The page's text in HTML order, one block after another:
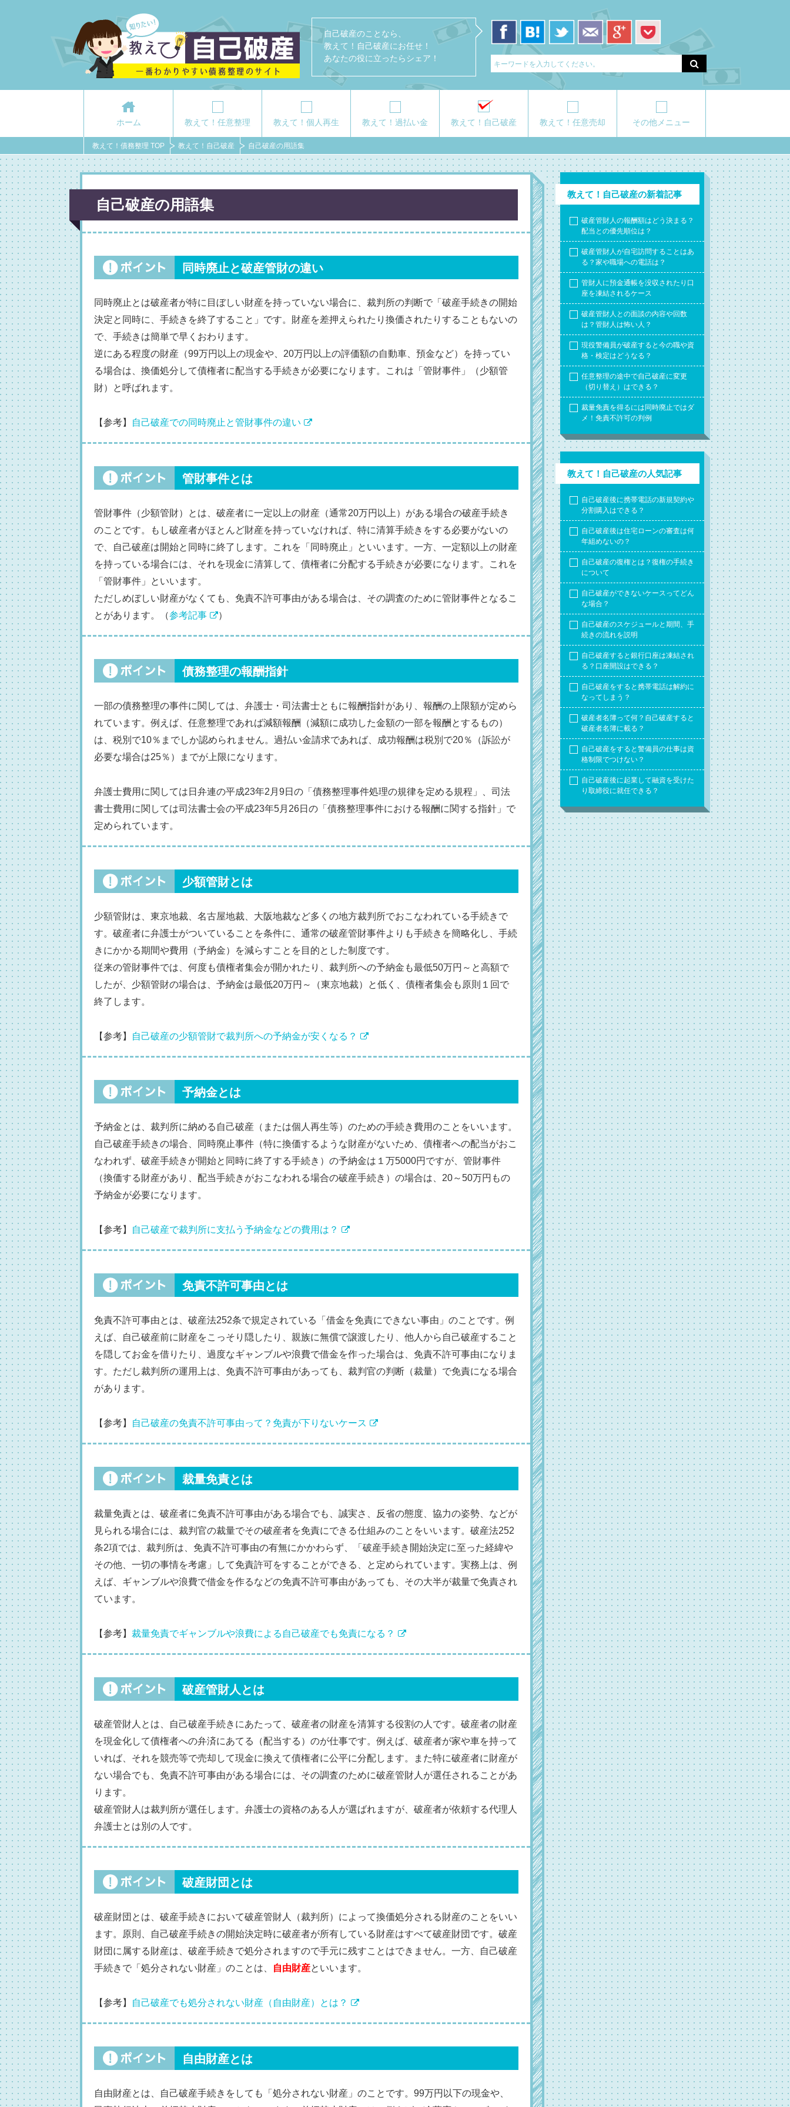
自己破産のことなら、
教えて！自己破産にお任せ！
あなたの役に立ったらシェア！
ホーム 教えて！任意整理 教えて！個人再生 教えて！過払い金 教えて！自己破産 教えて！任意売却 その他メニュー
教えて！債務整理 TOP 教えて！自己破産 自己破産の用語集
自己破産の用語集
同時廃止と破産管財の違い
同時廃止とは破産者が特に目ぼしい財産を持っていない場合に、裁判所の判断で「破産手続きの開始
決定と同時に、手続きを終了すること」です。財産を差押えられたり換価されたりすることもないの
で、手続きは簡単で早くおわります。
逆にある程度の財産（99万円以上の現金や、20万円以上の評価額の自動車、預金など）を持ってい
る場合は、換価処分して債権者に配当する手続きが必要になります。これは「管財事件」（少額管
財）と呼ばれます。
【参考】 自己破産での同時廃止と管財事件の違い
管財事件とは
管財事件（少額管財）とは、破産者に一定以上の財産（通常20万円以上）がある場合の破産手続き
のことです。もし破産者がほとんど財産を持っていなければ、特に清算手続きをする必要がないの
で、自己破産は開始と同時に終了します。これを「同時廃止」といいます。一方、一定額以上の財産
を持っている場合には、それを現金に清算して、債権者に分配する手続きが必要になります。これを
「管財事件」といいます。
ただしめぼしい財産がなくても、免責不許可事由がある場合は、その調査のために管財事件となるこ
とがあります。（参考記事 ）
債務整理の報酬指針
一部の債務整理の事件に関しては、弁護士・司法書士ともに報酬指針があり、報酬の上限額が定めら
れています。例えば、任意整理であれば減額報酬（減額に成功した金額の一部を報酬とするもの）
は、税別で10％までしか認められません。過払い金請求であれば、成功報酬は税別で20％（訴訟が
必要な場合は25％）までが上限になります。
弁護士費用に関しては日弁連の平成23年2月9日の「債務整理事件処理の規律を定める規程」、司法
書士費用に関しては司法書士会の平成23年5月26日の「債務整理事件における報酬に関する指針」で
定められています。
少額管財とは
少額管財は、東京地裁、名古屋地裁、大阪地裁など多くの地方裁判所でおこなわれている手続きで
す。破産者に弁護士がついていることを条件に、通常の破産管財事件よりも手続きを簡略化し、手続
きにかかる期間や費用（予納金）を減らすことを目的とした制度です。
従来の管財事件では、何度も債権者集会が開かれたり、裁判所への予納金も最低50万円～と高額で
したが、少額管財の場合は、予納金は最低20万円～（東京地裁）と低く、債権者集会も原則１回で
終了します。
【参考】 自己破産の少額管財で裁判所への予納金が安くなる？
予納金とは
予納金とは、裁判所に納める自己破産（または個人再生等）のための手続き費用のことをいいます。
自己破産手続きの場合、同時廃止事件（特に換価するような財産がないため、債権者への配当がおこ
なわれず、破産手続きが開始と同時に終了する手続き）の予納金は１万5000円ですが、管財事件
（換価する財産があり、配当手続きがおこなわれる場合の破産手続き）の場合は、20～50万円もの
予納金が必要になります。
【参考】 自己破産で裁判所に支払う予納金などの費用は？
免責不許可事由とは
免責不許可事由とは、破産法252条で規定されている「借金を免責にできない事由」のことです。例
えば、自己破産前に財産をこっそり隠したり、親族に無償で譲渡したり、他人から自己破産すること
を隠してお金を借りたり、過度なギャンブルや浪費で借金を作った場合は、免責不許可事由になりま
す。ただし裁判所の運用上は、免責不許可事由があっても、裁判官の判断（裁量）で免責になる場合
があります。
【参考】 自己破産の免責不許可事由って？免責が下りないケース
裁量免責とは
裁量免責とは、破産者に免責不許可事由がある場合でも、誠実さ、反省の態度、協力の姿勢、などが
見られる場合には、裁判官の裁量でその破産者を免責にできる仕組みのことをいいます。破産法252
条2項では、裁判所は、免責不許可事由の有無にかかわらず、「破産手続き開始決定に至った経緯や
その他、一切の事情を考慮」して免責許可をすることができる、と定められています。実務上は、例
えば、ギャンブルや浪費で借金を作るなどの免責不許可事由があっても、その大半が裁量で免責され
ています。
【参考】 裁量免責でギャンブルや浪費による自己破産でも免責になる？
破産管財人とは
破産管財人とは、自己破産手続きにあたって、破産者の財産を清算する役割の人です。破産者の財産
を現金化して債権者への弁済にあてる（配当する）のが仕事です。例えば、破産者が家や車を持って
いれば、それを競売等で売却して現金に換えて債権者に公平に分配します。また特に破産者に財産が
ない場合でも、免責不許可事由がある場合には、その調査のために破産管財人が選任されることがあ
ります。
破産管財人は裁判所が選任します。弁護士の資格のある人が選ばれますが、破産者が依頼する代理人
弁護士とは別の人です。
破産財団とは
破産財団とは、破産手続きにおいて破産管財人（裁判所）によって換価処分される財産のことをいい
ます。原則、自己破産手続きの開始決定時に破産者が所有している財産はすべて破産財団です。破産
財団に属する財産は、破産手続きで処分されますので手元に残すことはできません。一方、自己破産
手続きで「処分されない財産」のことは、
自由財産といいます。
【参考】 自己破産でも処分されない財産（自由財産）とは？
自由財産とは
自由財産とは、自己破産手続きをしても「処分されない財産」のことです。99万円以下の現金や、
教えて！自己破産の新着記事
破産管財人の報酬額はどう決まる？
配当との優先順位は？
破産管財人が自宅訪問することはあ
る？家や職場への電話は？
管財人に預金通帳を没収されたり口
座を凍結されるケース
破産管財人との面談の内容や回数
は？管財人は怖い人？
現役警備員が破産すると今の職や資
格・検定はどうなる？
任意整理の途中で自己破産に変更
（切り替え）はできる？
裁量免責を得るには同時廃止ではダ
メ！免責不許可の判例
教えて！自己破産の人気記事
自己破産後に携帯電話の新規契約や
分割購入はできる？
自己破産後は住宅ローンの審査は何
年組めないの？
自己破産の復権とは？復権の手続き
について
自己破産ができないケースってどん
な場合？
自己破産のスケジュールと期間、手
続きの流れを説明
自己破産すると銀行口座は凍結され
る？口座開設はできる？
自己破産をすると携帯電話は解約に
なってしまう？
破産者名簿って何？自己破産すると
破産者名簿に載る？
自己破産をすると警備員の仕事は資
格制限でつけない？
自己破産後に起業して融資を受けた
り取締役に就任できる？